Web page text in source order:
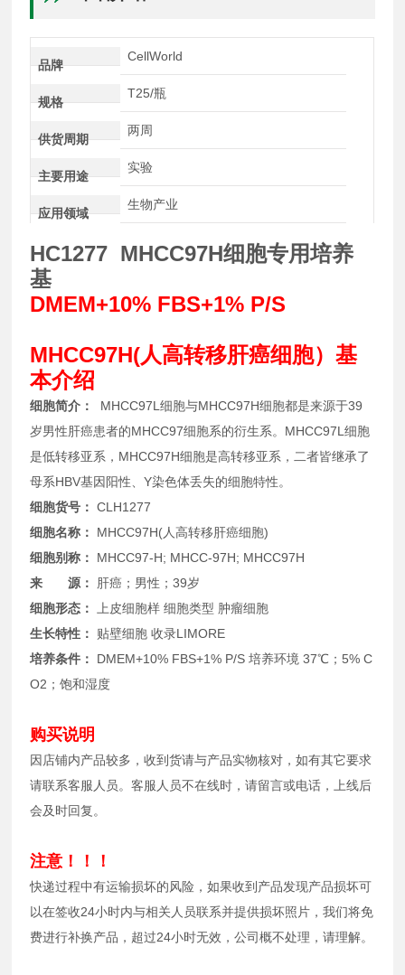
品牌
CellWorld
规格
T25/瓶
供货周期
两周
主要用途
实验
应用领域
生物产业
HC1277 MHCC97H细胞专用培养
基
DMEM+10% FBS+1% P/S
MHCC97H(人高转移肝癌细胞）基
本介绍
细胞简介：
MHCC97L细胞与MHCC97H细胞都是来源于39
岁男性肝癌患者的MHCC97细胞系的衍生系。MHCC97L细胞
是低转移亚系，MHCC97H细胞是高转移亚系，二者皆继承了
母系HBV基因阳性、Y染色体丢失的细胞特性。
细胞货号： CLH1277
细胞名称：
MHCC97H(人高转移肝癌细胞)
细胞别称：
MHCC97-H; MHCC-97H; MHCC97H
来 源：
肝癌；男性；39岁
细胞形态：
上皮细胞样 细胞类型 肿瘤细胞
生长特性：
贴壁细胞 收录LIMORE
培养条件：
DMEM+10% FBS+1% P/S 培养环境 37℃；5% C
O2；饱和湿度
购买说明
因店铺内产品较多，收到货请与产品实物核对，如有其它要求
请联系客服人员。客服人员不在线时，请留言或电话，上线后
会及时回复。
注意！！！
快递过程中有运输损坏的风险，如果收到产品发现产品损坏可
以在签收24小时内与相关人员联系并提供损坏照片，我们将免
费进行补换产品，超过24小时无效，公司概不处理，请理解。